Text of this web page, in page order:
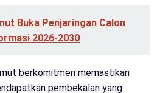
Buka Penjaringan Calon
2026-2030
berkomitmen memastikan
pembekalan yang